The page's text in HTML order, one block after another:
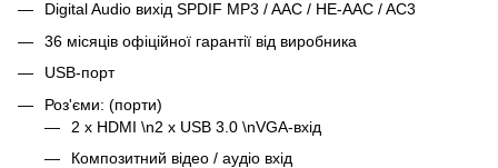
Digital Audio вихід SPDIF MP3 / AAC / HE-AAC / AC3
36 місяців офіційної гарантії від виробника
USB-порт
Роз'єми: (порти)
2 x HDMI \n2 x USB 3.0 \nVGA-вхід
Композитний відео / аудіо вхід